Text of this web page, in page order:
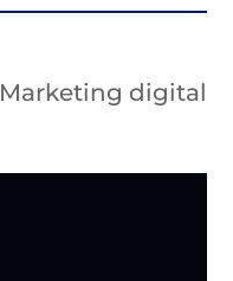
Marketing digital